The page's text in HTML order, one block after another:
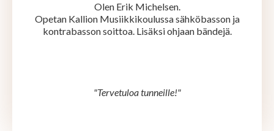
Olen Erik Michelsen.
Opetan Kallion Musiikkikoulussa sähköbasson ja
kontrabasson soittoa. Lisäksi ohjaan bändejä.
"Tervetuloa tunneille!"